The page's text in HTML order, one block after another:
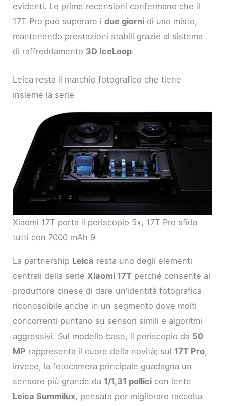
evidenti. Le prime recensioni confermano che il
17T Pro può superare idue giorni di uso misto,
mantenendo prestazioni stabili grazie al sistema
di raffreddamento 3D IceLoop.
Leica resta il marchio fotografico che tiene
insieme la serie
Xiaomi 17T porta il periscopio 5x, 17T Pro sfida
tutti con 7000 mAh 9
La partnership Leica resta uno degli elementi
centrali della serieXiaomi 17T perché consente al
produttore cinese di dare un’identità fotografica
riconoscibile anche in un segmento dove molti
concorrenti puntano su sensori simili e algoritmi
aggressivi. Sul modello base, il periscopio da 50
MP rappresenta il cuore della novità; sul 17T Pro,
invece, la fotocamera principale guadagna un
sensore più grande da 1/1,31 pollici con lente
Leica Summilux, pensata per migliorare raccolta